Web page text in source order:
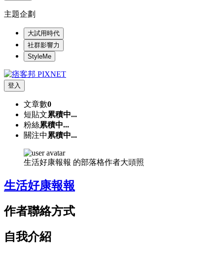
主題企劃
大試用時代
社群影響力
StyleMe
登入
文章數0
短貼文累積中...
粉絲累積中...
關注中 累積中...
生活好康報報 的部落格作者大頭照
生活好康報報
作者聯絡方式
自我介紹